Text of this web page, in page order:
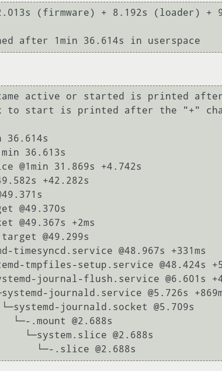
(firmware) + 8.192s (loader) +
active or started is printed
to start is printed after the "+"
36.614s
36.613s